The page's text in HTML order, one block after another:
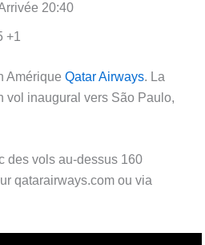
20:40
+1
Amérique Qatar Airways. La
vol inaugural vers São Paulo,
des vols au-dessus 160
qatarairways.com ou via